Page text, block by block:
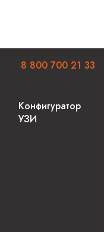
Конфигуратор
УЗИ
8 800 700 21 33